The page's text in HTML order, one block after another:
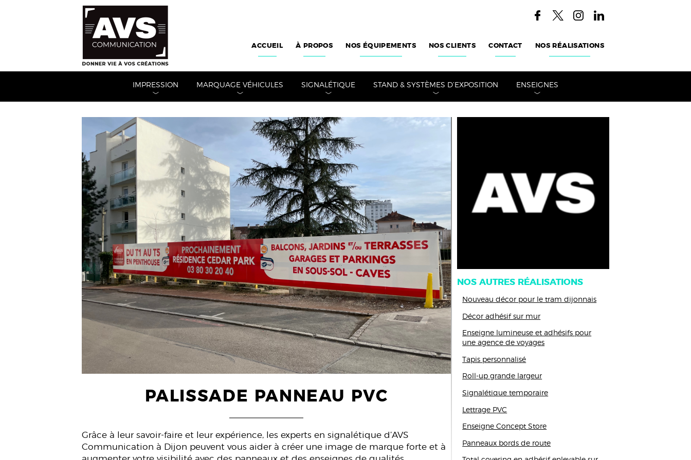
ACCUEIL À PROPOS NOS ÉQUIPEMENTS NOS CLIENTS CONTACT NOS RÉALISATIONS
IMPRESSION MARQUAGE VÉHICULES SIGNALÉTIQUE STAND & SYSTÈMES D’EXPOSITION ENSEIGNES
PALISSADE PANNEAU PVC
Grâce à leur savoir-faire et leur expérience, les experts en signalétique d’AVS
Communication à Dijon peuvent vous aider à créer une image de marque forte et à
NOS AUTRES RÉALISATIONS
Nouveau décor pour le tram dijonnais
Décor adhésif sur mur
Enseigne lumineuse et adhésifs pour
une agence de voyages
Tapis personnalisé
Roll-up grande largeur
Signalétique temporaire
Lettrage PVC
Enseigne Concept Store
Panneaux bords de route